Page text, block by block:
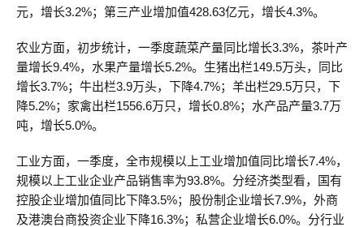
元，增长3.2%；第三产业增加值428.63亿元，增长4.3%。
农业方面，初步统计，一季度蔬菜产量同比增长3.3%，茶叶产
量增长9.4%，水果产量增长5.2%。生猪出栏149.5万头，同比
增长3.7%；牛出栏3.9万头，下降4.7%；羊出栏29.5万只，下
降5.2%；家禽出栏1556.6万只，增长0.8%；水产品产量3.7万
吨，增长5.0%。
工业方面，一季度，全市规模以上工业增加值同比增长7.4%，
规模以上工业企业产品销售率为93.8%。分经济类型看，国有
控股企业增加值同比下降3.5%；股份制企业增长7.9%，外商
及港澳台商投资企业下降16.3%；私营企业增长6.0%。分行业